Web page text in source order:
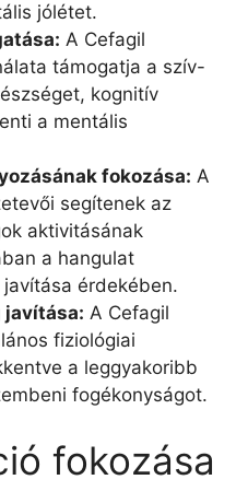
jólétet.
A Cefagil
támogatja a szív-
kognitív
a mentális
fokozása: A
segítenek az
aktivitásának
a hangulat
érdekében.
javítása: A Cefagil
fiziológiai
a leggyakoribb
fogékonyságot.
fokozása